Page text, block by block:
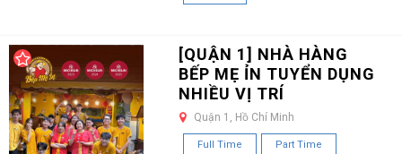
[QUẬN 1] NHÀ HÀNG
BẾP MẸ ỈN TUYỂN DỤNG
NHIỀU VỊ TRÍ
Quận 1, Hồ Chí Minh
Full Time Part Time